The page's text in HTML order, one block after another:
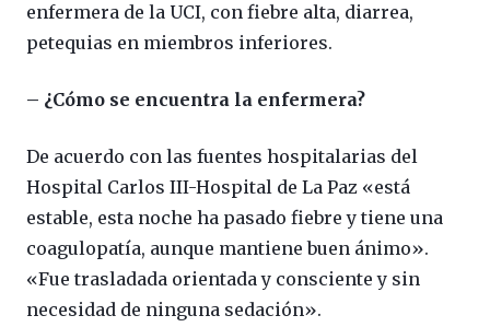
enfermera de la UCI, con fiebre alta, diarrea,
petequias en miembros inferiores.
– ¿Cómo se encuentra la enfermera?
De acuerdo con las fuentes hospitalarias del
Hospital Carlos III-Hospital de La Paz «está
estable, esta noche ha pasado fiebre y tiene una
coagulopatía, aunque mantiene buen ánimo».
«Fue trasladada orientada y consciente y sin
necesidad de ninguna sedación».